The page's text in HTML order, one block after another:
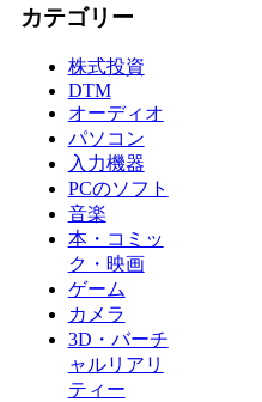
カテゴリー
株式投資
DTM
オーディオ
パソコン
入力機器
PCのソフト
音楽
本・コミッ
ク・映画
ゲーム
カメラ
3D・バーチ
ャルリアリ
ティー